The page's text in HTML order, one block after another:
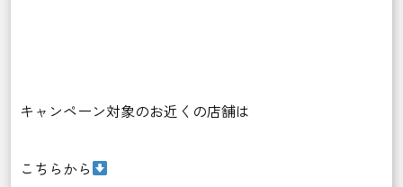
キャンペーン対象のお近くの店舗は
こちらから